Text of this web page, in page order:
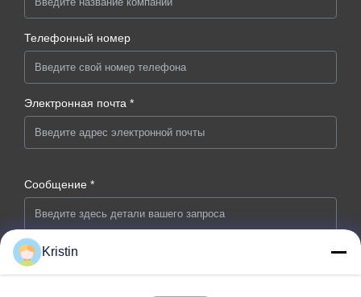
Телефонный номер
Электронная почта *
Сообщение *
Kristin